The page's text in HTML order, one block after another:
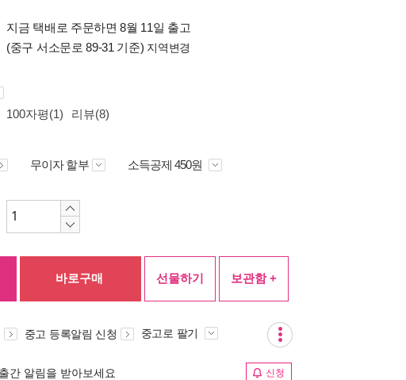
지금 택배로 주문하면 8월 11일 출고
(중구 서소문로 89-31 기준) 지역변경
100자평(1) 리뷰(8)
무이자 할부 소득공제 450원
바로구매 선물하기 보관함 +
중고 등록알림 신청 중고로 팔기
간 알림을 받아보세요 신청